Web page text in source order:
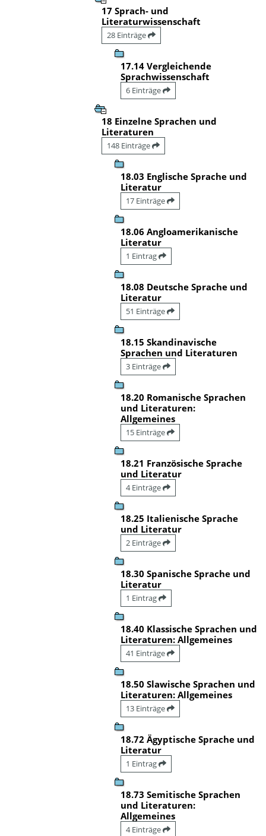
17 Sprach- und
Literaturwissenschaft
28 Einträge
17.14 Vergleichende
Sprachwissenschaft
6 Einträge
18 Einzelne Sprachen und
Literaturen
148 Einträge
18.03 Englische Sprache und
Literatur
17 Einträge
18.06 Angloamerikanische
Literatur
1 Eintrag
18.08 Deutsche Sprache und
Literatur
51 Einträge
18.15 Skandinavische
Sprachen und Literaturen
3 Einträge
18.20 Romanische Sprachen
und Literaturen:
Allgemeines
15 Einträge
18.21 Französische Sprache
und Literatur
4 Einträge
18.25 Italienische Sprache
und Literatur
2 Einträge
18.30 Spanische Sprache und
Literatur
1 Eintrag
18.40 Klassische Sprachen und
Literaturen: Allgemeines
41 Einträge
18.50 Slawische Sprachen und
Literaturen: Allgemeines
13 Einträge
18.72 Ägyptische Sprache und
Literatur
1 Eintrag
18.73 Semitische Sprachen
und Literaturen:
Allgemeines
4 Einträge